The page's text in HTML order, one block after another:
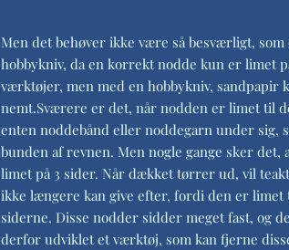
Men det behøver ikke være så besværligt,
hobbykniv, da en korrekt nodde kun er limet
værktøjer, men med en hobbykniv, sandpapir
nemt.Sværere er det, når nodden er limet til
enten noddebånd eller noddegarn under
bunden af revnen. Men nogle gange sker
limet på 3 sider. Når dækket tørrer ud, vil
ikke længere kan give efter, fordi den er
siderne. Disse nodder sidder meget fast, og
derfor udviklet et værktøj, som kan fjerne